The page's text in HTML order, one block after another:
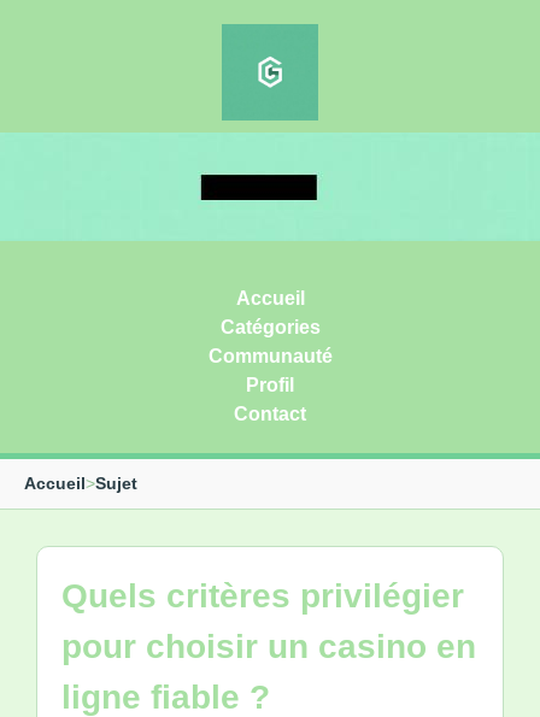
Accueil
Catégories
Communauté
Profil
Contact
Accueil>Sujet
Quels critères privilégier
pour choisir un casino en
ligne fiable ?